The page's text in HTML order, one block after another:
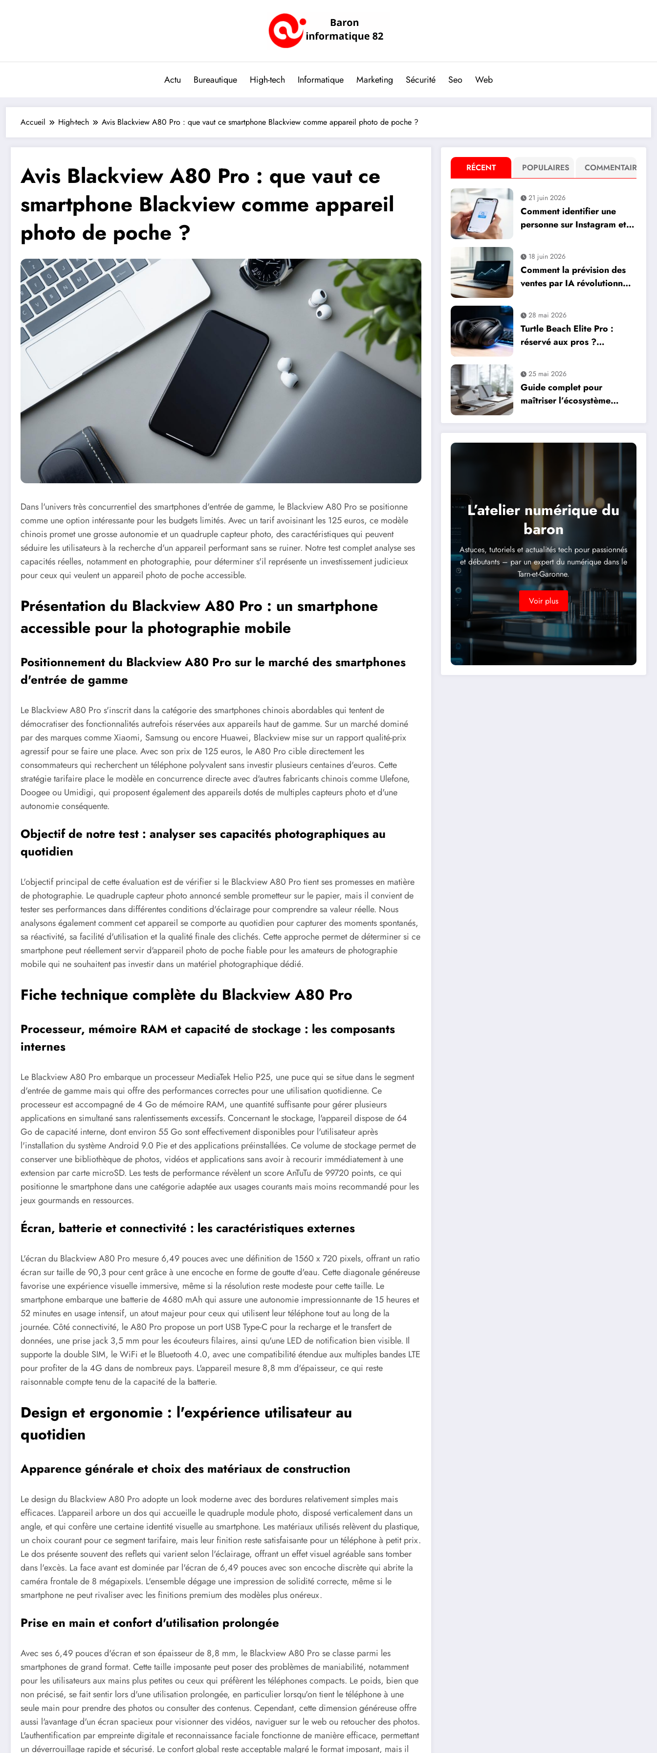
Actu Bureautique High-tech Informatique Marketing Sécurité Seo Web
Accueil High-tech Avis Blackview A80 Pro : que vaut ce smartphone Blackview comme appareil photo de poche ?
Avis Blackview A80 Pro : que vaut ce
smartphone Blackview comme appareil
photo de poche ?
Dans l'univers très concurrentiel des smartphones d'entrée de gamme, le Blackview A80 Pro se positionne
comme une option intéressante pour les budgets limités. Avec un tarif avoisinant les 125 euros, ce modèle
chinois promet une grosse autonomie et un quadruple capteur photo, des caractéristiques qui peuvent
séduire les utilisateurs à la recherche d'un appareil performant sans se ruiner. Notre test complet analyse ses
capacités réelles, notamment en photographie, pour déterminer s'il représente un investissement judicieux
pour ceux qui veulent un appareil photo de poche accessible.
Présentation du Blackview A80 Pro : un smartphone
accessible pour la photographie mobile
Positionnement du Blackview A80 Pro sur le marché des smartphones
d'entrée de gamme
Le Blackview A80 Pro s'inscrit dans la catégorie des smartphones chinois abordables qui tentent de
démocratiser des fonctionnalités autrefois réservées aux appareils haut de gamme. Sur un marché dominé
par des marques comme Xiaomi, Samsung ou encore Huawei, Blackview mise sur un rapport qualité-prix
agressif pour se faire une place. Avec son prix de 125 euros, le A80 Pro cible directement les
consommateurs qui recherchent un téléphone polyvalent sans investir plusieurs centaines d'euros. Cette
stratégie tarifaire place le modèle en concurrence directe avec d'autres fabricants chinois comme Ulefone,
Doogee ou Umidigi, qui proposent également des appareils dotés de multiples capteurs photo et d'une
autonomie conséquente.
Objectif de notre test : analyser ses capacités photographiques au
quotidien
L'objectif principal de cette évaluation est de vérifier si le Blackview A80 Pro tient ses promesses en matière
de photographie. Le quadruple capteur photo annoncé semble prometteur sur le papier, mais il convient de
tester ses performances dans différentes conditions d'éclairage pour comprendre sa valeur réelle. Nous
analysons également comment cet appareil se comporte au quotidien pour capturer des moments spontanés,
sa réactivité, sa facilité d'utilisation et la qualité finale des clichés. Cette approche permet de déterminer si ce
smartphone peut réellement servir d'appareil photo de poche fiable pour les amateurs de photographie
mobile qui ne souhaitent pas investir dans un matériel photographique dédié.
Fiche technique complète du Blackview A80 Pro
Processeur, mémoire RAM et capacité de stockage : les composants
internes
Le Blackview A80 Pro embarque un processeur MediaTek Helio P25, une puce qui se situe dans le segment
d'entrée de gamme mais qui offre des performances correctes pour une utilisation quotidienne. Ce
processeur est accompagné de 4 Go de mémoire RAM, une quantité suffisante pour gérer plusieurs
applications en simultané sans ralentissements excessifs. Concernant le stockage, l'appareil dispose de 64
Go de capacité interne, dont environ 55 Go sont effectivement disponibles pour l'utilisateur après
l'installation du système Android 9.0 Pie et des applications préinstallées. Ce volume de stockage permet de
conserver une bibliothèque de photos, vidéos et applications sans avoir à recourir immédiatement à une
extension par carte microSD. Les tests de performance révèlent un score AnTuTu de 99720 points, ce qui
positionne le smartphone dans une catégorie adaptée aux usages courants mais moins recommandé pour les
jeux gourmands en ressources.
Écran, batterie et connectivité : les caractéristiques externes
L'écran du Blackview A80 Pro mesure 6,49 pouces avec une définition de 1560 x 720 pixels, offrant un ratio
écran sur taille de 90,3 pour cent grâce à une encoche en forme de goutte d'eau. Cette diagonale généreuse
favorise une expérience visuelle immersive, même si la résolution reste modeste pour cette taille. Le
smartphone embarque une batterie de 4680 mAh qui assure une autonomie impressionnante de 15 heures et
52 minutes en usage intensif, un atout majeur pour ceux qui utilisent leur téléphone tout au long de la
journée. Côté connectivité, le A80 Pro propose un port USB Type-C pour la recharge et le transfert de
données, une prise jack 3,5 mm pour les écouteurs filaires, ainsi qu'une LED de notification bien visible. Il
supporte la double SIM, le WiFi et le Bluetooth 4.0, avec une compatibilité étendue aux multiples bandes LTE
pour profiter de la 4G dans de nombreux pays. L'appareil mesure 8,8 mm d'épaisseur, ce qui reste
raisonnable compte tenu de la capacité de la batterie.
Design et ergonomie : l'expérience utilisateur au
quotidien
Apparence générale et choix des matériaux de construction
Le design du Blackview A80 Pro adopte un look moderne avec des bordures relativement simples mais
efficaces. L'appareil arbore un dos qui accueille le quadruple module photo, disposé verticalement dans un
angle, et qui confère une certaine identité visuelle au smartphone. Les matériaux utilisés relèvent du plastique,
un choix courant pour ce segment tarifaire, mais leur finition reste satisfaisante pour un téléphone à petit prix.
Le dos présente souvent des reflets qui varient selon l'éclairage, offrant un effet visuel agréable sans tomber
dans l'excès. La face avant est dominée par l'écran de 6,49 pouces avec son encoche discrète qui abrite la
caméra frontale de 8 mégapixels. L'ensemble dégage une impression de solidité correcte, même si le
smartphone ne peut rivaliser avec les finitions premium des modèles plus onéreux.
Prise en main et confort d'utilisation prolongée
Avec ses 6,49 pouces d'écran et son épaisseur de 8,8 mm, le Blackview A80 Pro se classe parmi les
smartphones de grand format. Cette taille imposante peut poser des problèmes de maniabilité, notamment
pour les utilisateurs aux mains plus petites ou ceux qui préfèrent les téléphones compacts. Le poids, bien que
non précisé, se fait sentir lors d'une utilisation prolongée, en particulier lorsqu'on tient le téléphone à une
seule main pour prendre des photos ou consulter des contenus. Cependant, cette dimension généreuse offre
aussi l'avantage d'un écran spacieux pour visionner des vidéos, naviguer sur le web ou retoucher des photos.
L'authentification par empreinte digitale et reconnaissance faciale fonctionne de manière efficace, permettant
un déverrouillage rapide et sécurisé. Le confort global reste acceptable malgré le format imposant, mais il
RÉCENT POPULAIRES COMMENTAIRE
21 juin 2026
Comment identifier une
personne sur Instagram et
tag : paramètres essentiels
pour votre business
18 juin 2026
Comment la prévision des
ventes par IA révolutionne
28 mai 2026
Turtle Beach Elite Pro :
réservé aux pros ?
transforme votre
expérience de jeu
25 mai 2026
Guide complet pour
maîtriser l’écosystème
L’atelier numérique du
baron
Astuces, tutoriels et actualités tech pour passionnés
et débutants – par un expert du numérique dans le
Tarn-et-Garonne.
Voir plus